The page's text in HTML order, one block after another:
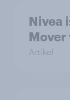
Nivea
Mover
Artikel